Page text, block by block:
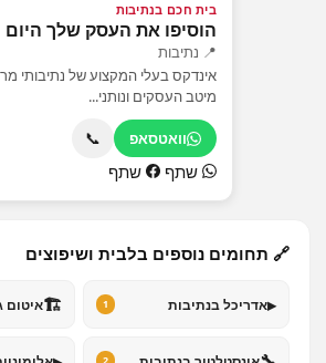
בית חכם בנתיבות
הוסיפו את העסק שלך היום
📍 נתיבות
אינדקס בעלי המקצוע של נתיבותי
מיטב העסקים ונותני...
וואטסאפ 📞
שתף שתף
🔗 תחומים נוספים בלבית ושיפוצים
▸אדריכל בנתיבות 1
🏗️איטום